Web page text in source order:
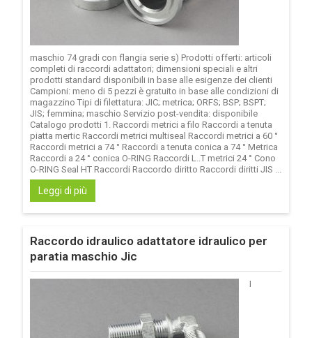
maschio 74 gradi con flangia serie s) Prodotti offerti: articoli
completi di raccordi adattatori; dimensioni speciali e altri
prodotti standard disponibili in base alle esigenze dei clienti
Campioni: meno di 5 pezzi è gratuito in base alle condizioni di
magazzino Tipi di filettatura: JIC; metrica; ORFS; BSP; BSPT;
JIS; femmina; maschio Servizio post-vendita: disponibile
Catalogo prodotti 1. Raccordi metrici a filo Raccordi a tenuta
piatta mertic Raccordi metrici multiseal Raccordi metrici a 60 °
Raccordi metrici a 74 ° Raccordi a tenuta conica a 74 ° Metrica
Raccordi a 24 ° conica O-RING Raccordi L..T metrici 24 ° Cono
O-RING Seal HT Raccordi Raccordo diritto Raccordi diritti JIS ...
Leggi di più
Raccordo idraulico adattatore idraulico per
paratia maschio Jic
I